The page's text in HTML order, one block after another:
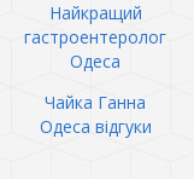
Найкращий
гастроентеролог
Одеса
Чайка Ганна
Одеса відгуки